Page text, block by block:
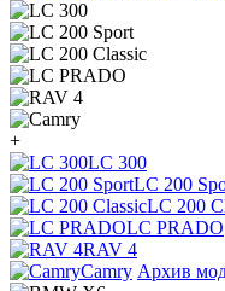
+
LC 300
LC 200
LC 200
LC PRADO
RAV 4
Camry Архив